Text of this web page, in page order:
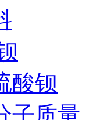
酸钡
子质量